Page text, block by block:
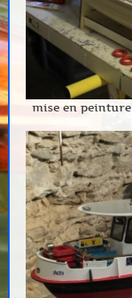
mise en peinture